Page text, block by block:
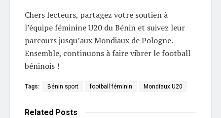
Chers lecteurs, partagez votre soutien à
l’équipe féminine U20 du Bénin et suivez leur
parcours jusqu’aux Mondiaux de Pologne.
Ensemble, continuons à faire vibrer le football
béninois !
Tags: Bénin sport football féminin Mondiaux U20
Related Posts